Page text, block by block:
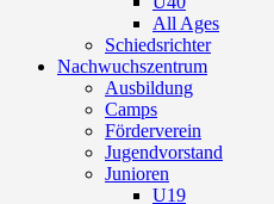
All Ages
Schiedsrichter
Nachwuchszentrum
Ausbildung
Camps
Förderverein
Jugendvorstand
Junioren
U19